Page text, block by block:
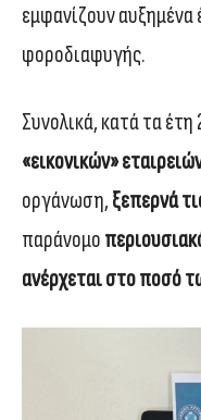
εμφανίζουν αυξημένα
φοροδιαφυγής.
Συνολικά, κατά τα
«εικονικών»
οργάνωση, ξεπερνά
παράνομο
ανέρχεται στο ποσό